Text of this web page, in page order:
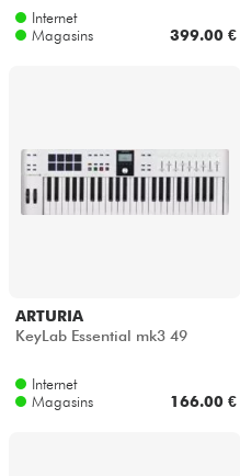
Internet
Magasins
399.00 €
ARTURIA
KeyLab Essential mk3 49
Internet
Magasins
166.00 €